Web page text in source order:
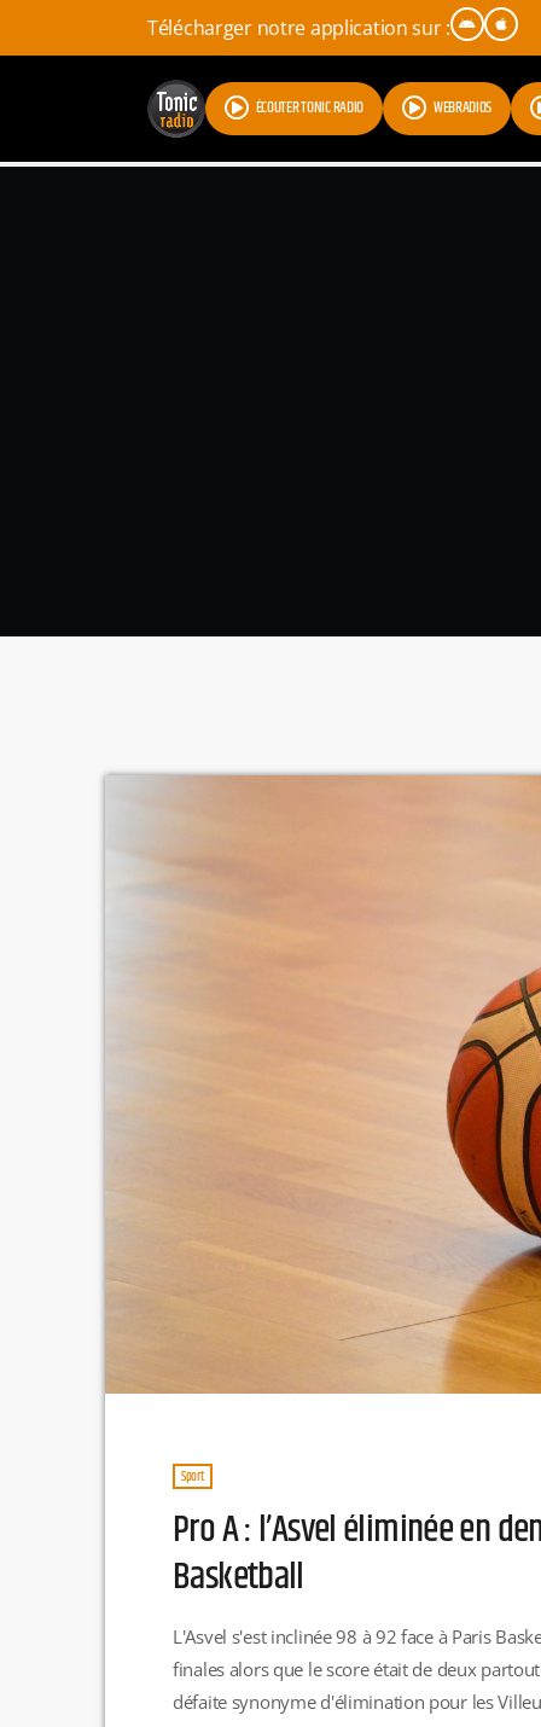
Télécharger notre application sur :
ÉCOUTER TONIC RADIO WEBRADIOS
Sport
Pro A : l’Asvel éliminée en
Basketball
L'Asvel s'est inclinée 98 à 92 face à Paris
finales alors que le score était de deux
défaite synonyme d'élimination pour les